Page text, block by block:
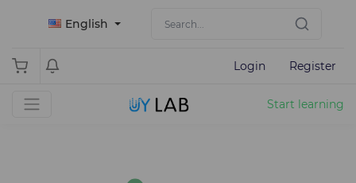
English
Login Register
Start learning